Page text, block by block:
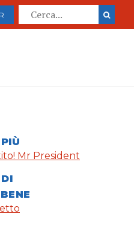
Mr President